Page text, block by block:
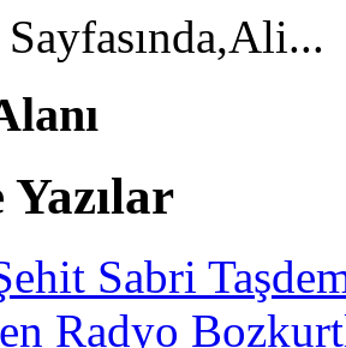
Yazılar